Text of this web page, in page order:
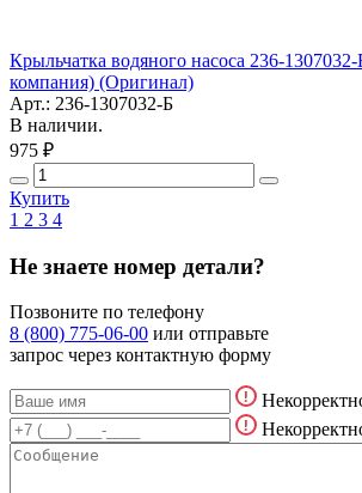
Крыльчатка водяного насоса 236-1307032-
компания) (Оригинал)
Арт.: 236-1307032-Б
В наличии.
975 ₽
Купить
1 2 3 4
Не знаете номер детали?
Позвоните по телефону
8 (800) 775-06-00 или отправьте
запрос через контактную форму